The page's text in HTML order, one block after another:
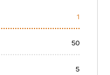
1
50
5